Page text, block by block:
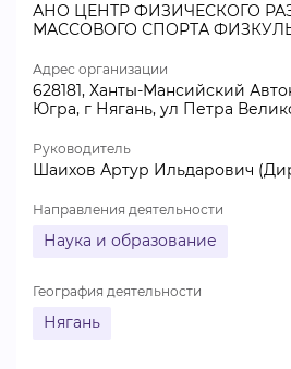
АНО ЦЕНТР ФИЗИЧЕСКОГО
МАССОВОГО СПОРТА
Адрес организации
628181, Ханты-Мансийский
Югра, г Нягань, ул Петра
Руководитель
Шаихов Артур Ильдарович
Направления деятельности
Наука и образование
География деятельности
Нягань